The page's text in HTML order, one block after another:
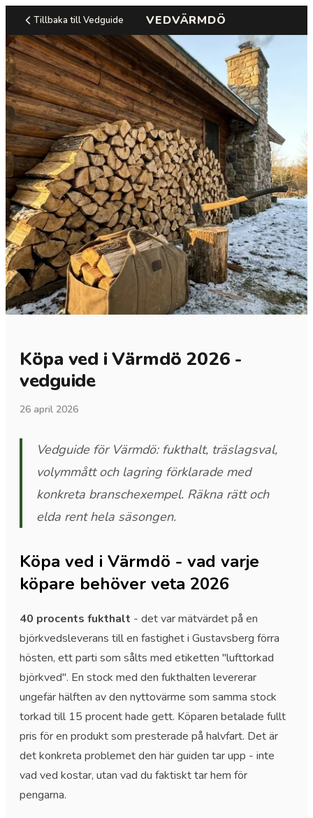
Tillbaka till Vedguide VEDVÄRMDÖ
Köpa ved i Värmdö 2026 -
vedguide
26 april 2026
Vedguide för Värmdö: fukthalt, träslagsval,
volymmått och lagring förklarade med
konkreta branschexempel. Räkna rätt och
elda rent hela säsongen.
Köpa ved i Värmdö - vad varje
köpare behöver veta 2026
40 procents fukthalt - det var mätvärdet på en
björkvedsleverans till en fastighet i Gustavsberg förra
hösten, ett parti som sålts med etiketten "lufttorkad
björkved". En stock med den fukthalten levererar
ungefär hälften av den nyttovärme som samma stock
torkad till 15 procent hade gett. Köparen betalade fullt
pris för en produkt som presterade på halvfart. Det är
det konkreta problemet den här guiden tar upp - inte
vad ved kostar, utan vad du faktiskt tar hem för
pengarna.